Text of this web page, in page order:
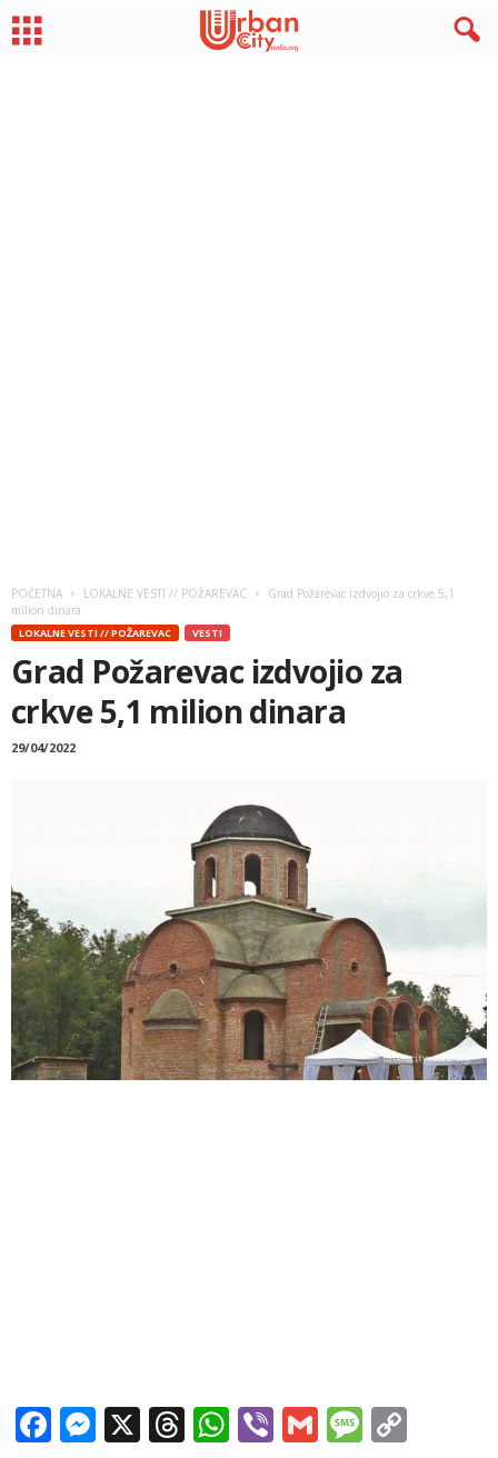
POČETNA LOKALNE VESTI // POŽAREVAC
Grad Požarevac izdvojio za crkve 5,1
milion dinara
LOKALNE VESTI // POŽAREVAC VESTI
Grad Požarevac izdvojio za
crkve 5,1 milion dinara
29/04/2022
Facebook
Messenger
X Threads
WhatsApp
ViberGmail